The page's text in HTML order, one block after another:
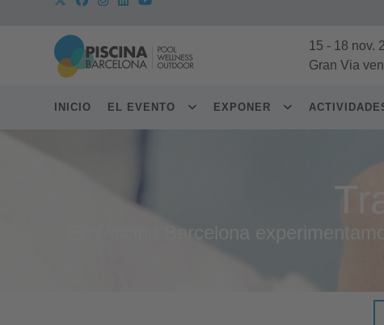
15 - 18 nov.
Gran Via
INICIO EL EVENTO EXPONER
En Piscina Barcelona